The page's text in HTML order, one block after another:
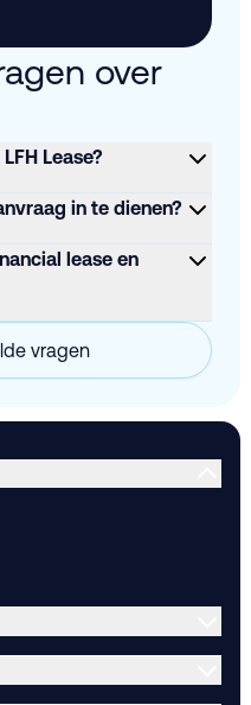
over
Lease?
in te dienen?
lease en
vragen